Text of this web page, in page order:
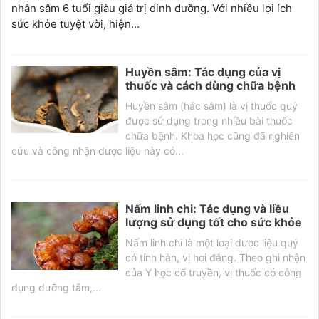
nhân sâm 6 tuổi giàu giá trị dinh dưỡng. Với nhiều lợi ích
sức khỏe tuyệt vời, hiện...
Huyền sâm: Tác dụng của vị
thuốc và cách dùng chữa bệnh
Huyền sâm (hắc sâm) là vị thuốc quý
được sử dụng trong nhiều bài thuốc
chữa bệnh. Khoa học cũng đã nghiên
cứu và công nhận dược liệu này có...
Nấm linh chi: Tác dụng và liều
lượng sử dụng tốt cho sức khỏe
Nấm linh chi là một loại dược liệu quý
có tính hàn, vị hơi đắng. Theo ghi nhận
của Y học cổ truyền, vị thuốc có công
dụng dưỡng tâm,...